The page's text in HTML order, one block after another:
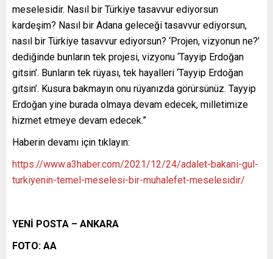
meselesidir. Nasıl bir Türkiye tasavvur ediyorsun
kardeşim? Nasıl bir Adana geleceği tasavvur ediyorsun,
nasıl bir Türkiye tasavvur ediyorsun? ‘Projen, vizyonun ne?’
dediğinde bunların tek projesi, vizyonu ‘Tayyip Erdoğan
gitsin’. Bunların tek rüyası, tek hayalleri ‘Tayyip Erdoğan
gitsin’. Kusura bakmayın onu rüyanızda görürsünüz. Tayyip
Erdoğan yine burada olmaya devam edecek, milletimize
hizmet etmeye devam edecek.”
Haberin devamı için tıklayın:
https://www.a3haber.com/2021/12/24/adalet-bakani-gul-
turkiyenin-temel-meselesi-bir-muhalefet-meselesidir/
YENİ POSTA – ANKARA
FOTO: AA